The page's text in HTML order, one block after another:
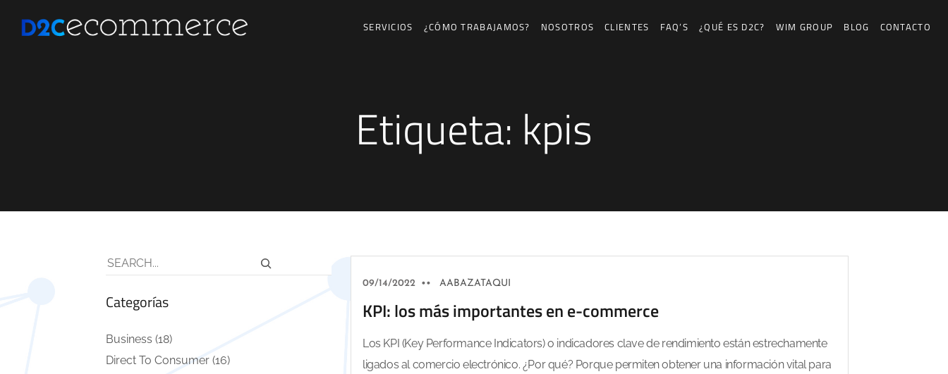
SERVICIOS ¿CÓMO TRABAJAMOS? NOSOTROS CLIENTES FAQ’S ¿QUÉ ES D2C? WIM GROUP BLOG CONTACTO
Etiqueta: kpis
Buscar
Categorías
Business (18)
Direct To Consumer (16)
09/14/2022 •• AABAZATAQUI
KPI: los más importantes en e-commerce
Los KPI (Key Performance Indicators) o indicadores clave de rendimiento están estrechamente
ligados al comercio electrónico. ¿Por qué? Porque permiten obtener una información vital para